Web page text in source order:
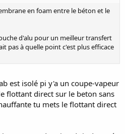
en foam entre le béton et le
d'alu pour un meilleur transfert
pas à quelle point c'est plus efficace
est isolé pi y'a un coupe-vapeur
flottant direct sur le beton sans
tu mets le flottant direct